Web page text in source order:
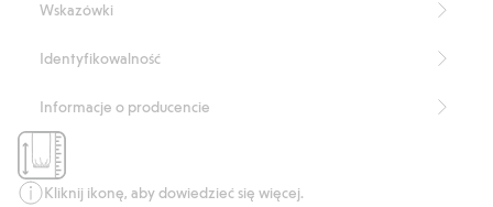
Numer artykułu
Wskazówki
Identyfikowalność
Informacje o producencie
Kliknij ikonę, aby dowiedzieć się więcej.